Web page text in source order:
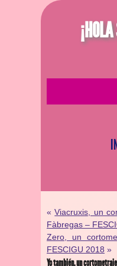
«Viacruxis, un
Fàbregas –
Zero, un
FESCIGU 2018 »
Yo también, un